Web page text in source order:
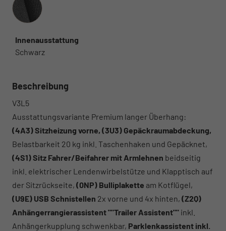
Innenausstattung
Schwarz
Beschreibung
V3L5
Ausstattungsvariante Premium langer Überhang:
(4A3) Sitzheizung vorne, (3U3) Gepäckraumabdeckung,
Belastbarkeit 20 kg inkl. Taschenhaken und Gepäcknet,
(4S1) Sitz Fahrer/Beifahrer mit Armlehnen beidseitig
inkl. elektrischer Lendenwirbelstütze und Klapptisch auf
der Sitzrückseite, (0NP) Bulliplakette am Kotflügel,
(U9E) USB Schnistellen 2x vorne und 4x hinten, (Z2Q)
Anhängerrangierassistent ""Trailer Assistent"" inkl.
Anhängerkupplung schwenkbar, Parklenkassistent inkl.